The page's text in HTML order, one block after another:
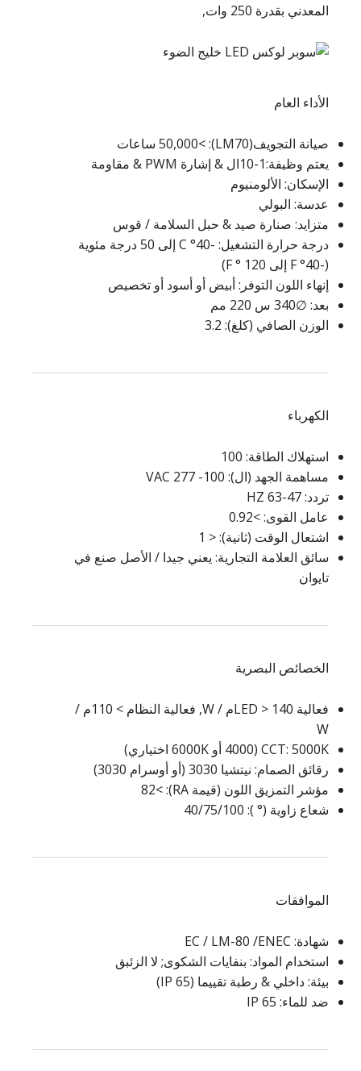
المعدني بقدرة 250 وات,
الأداء العام
صيانة التجويف(LM70): >50,000 ساعات
يعتم وظيفة:1-10ال & إشارة PWM & مقاومة
الإسكان: الألومنيوم
عدسة: البولي
متزايد: صنارة صيد & حبل السلامة / قوس
درجة حرارة التشغيل: -40° C إلى 50 درجة مئوية
(-40° F إلى 120 ° F)
إنهاء اللون التوفر: أبيض أو أسود أو تخصيص
بعد: ∅340 س 220 مم
الوزن الصافي (كلغ): 3.2
الكهرباء
استهلاك الطاقة: 100
مساهمة الجهد (ال): 100- 277 VAC
تردد: 47-63 HZ
عامل القوى: >0.92
اشتعال الوقت (ثانية): < 1
سائق العلامة التجارية: يعني جيدا / الأصل صنع في
تايوان
الخصائص البصرية
فعالية LED > 140م / W, فعالية النظام > 110م /
W
CCT: 5000K (4000 أو 6000K اختياري)
رقائق الصمام: نيتشيا 3030 (أو أوسرام 3030)
مؤشر التمزيق اللون (قيمة RA): >82
شعاع زاوية (° ): 40/75/100
الموافقات
شهادة: EC / LM-80 /ENEC
استخدام المواد: بنفايات الشكوى; لا الزئبق
بيئة: داخلي & رطبة تقييما (IP 65)
ضد للماء: IP 65